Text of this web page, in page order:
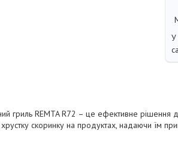
У
гриль REMTA R72 – це ефективне рішення
скоринку на продуктах, надаючи їм